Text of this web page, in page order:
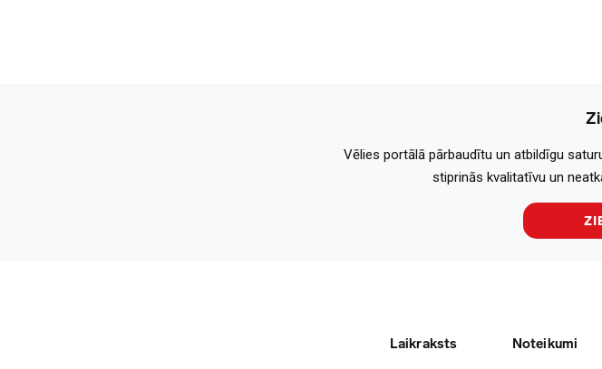
Vēlies portālā pārbaudītu un atbildīgu
stiprinās kvalitatīvu un
Laikraksts Noteikumi